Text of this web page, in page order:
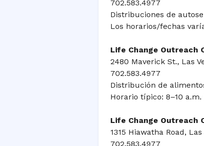
702.583.4977
Distribuciones de
Los horarios/fechas
Life Change Outreach
2480 Maverick St., Las
702.583.4977
Distribución de
Horario típico: 8–10
Life Change Outreach
1315 Hiawatha Road, Las
702.583.4977